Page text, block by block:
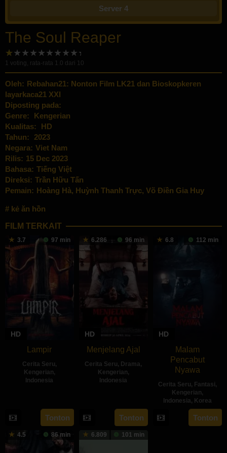
Server 4
The Soul Reaper
1 voting, rata-rata 1.0 dari 10
Oleh: Rebahan21: Nonton Film LK21 dan Bioskopkeren
layarkaca21 XXI
Diposting pada:
Genre:
Kengerian
Kualitas:
HD
Tahun:
2023
Negara: Viet Nam
Rilis: 15 Dec 2023
Bahasa: Tiếng Việt
Direksi: Trần Hữu Tấn
Pemain: Hoàng Hà, Huỳnh Thanh Trực, Võ Điền Gia Huy
kẻ ăn hồn
FILM TERKAIT
3.7 97 min
HD
Lampir
Cerita Seru,
Kengerian,
Indonesia
Feb
2024
Gulardi
Tonton
6.286 96 min
HD
Menjelang Ajal
Cerita Seru, Drama,
Kengerian,
Indonesia
Apr
2024
Daeng
Ratu
Tonton
6.8 112 min
HD
Malam
Pencabut
Nyawa
Cerita Seru, Fantasi,
Kengerian,
Indonesia, Korea
22
May
Sidharta
Tata
Tonton
4.5 86 min 6.809 101 min